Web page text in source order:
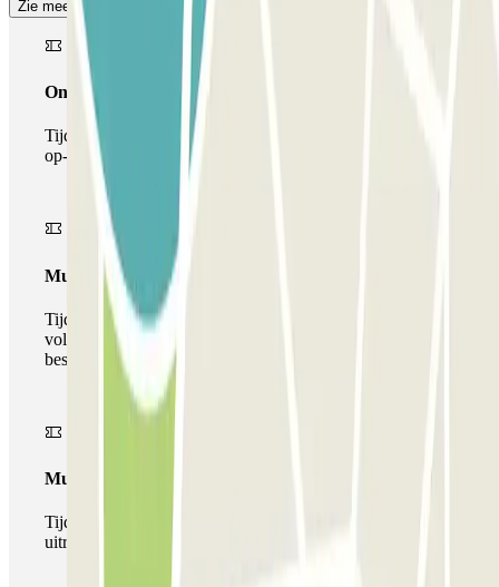
Zie meer
Onepass
Tijdens je verblijf kun je de parkeerplaats maar één keer
op- en afrijden.
Multiparking pass
Tijdens uw verblijf kunt u gebruik maken van het
volledige netwerk van parkeergarages van deze operator,
beschikbaar bij Parclick.
Multipass
Tijdens je verblijf kun je de parkeerplaats zo vaak in- en
uitrijden als je wilt.